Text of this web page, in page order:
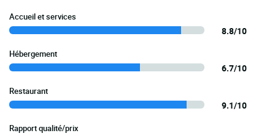
Accueil et services
8.8/10
Hébergement
6.7/10
Restaurant
9.1/10
Rapport qualité/prix